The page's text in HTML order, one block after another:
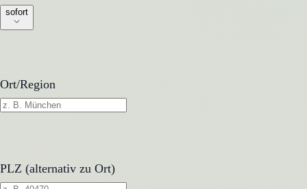
sofort
Ort/Region
PLZ (alternativ zu Ort)